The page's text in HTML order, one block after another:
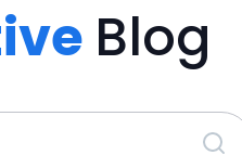
Blog